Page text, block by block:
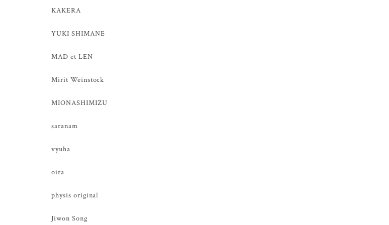
KAKERA
YUKI SHIMANE
MAD et LEN
Mirit Weinstock
MIONASHIMIZU
saranam
vyuha
oira
physis original
Jiwon Song